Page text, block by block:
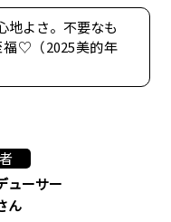
地よさ。不要なも
福♡（2025美的年
ューサー
ん